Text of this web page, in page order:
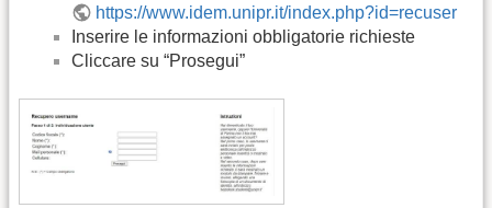
https://www.idem.unipr.it/index.php?id=recuser
Inserire le informazioni obbligatorie richieste
Cliccare su “Prosegui”